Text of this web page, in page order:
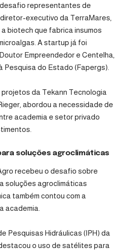
representantes de
executivo da TerraMares,
biotech que fabrica insumos
A startup já foi
Empreendedor e Centelha,
Pesquisa do Estado (Fapergs).
da Tekann Tecnologia
abordou a necessidade de
academia e setor privado
soluções agroclimáticas
recebeu o desafio sobre
soluções agroclimáticas
também contou com a
academia.
Pesquisas Hidráulicas (IPH) da
o uso de satélites para